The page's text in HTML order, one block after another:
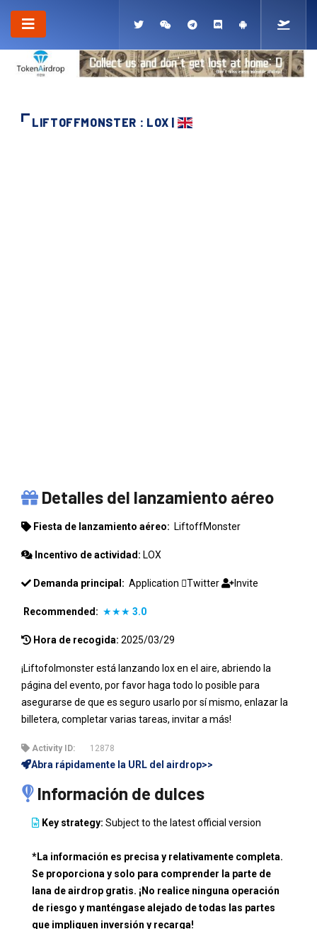
LIFTOFFMONSTER : LOX |
Detalles del lanzamiento aéreo
Fiesta de lanzamiento aéreo: LiftoffMonster
Incentivo de actividad: LOX
Demanda principal: Application Twitter Invite
Recommended: ★★★ 3.0
Hora de recogida: 2025/03/29
¡Liftofolmonster está lanzando lox en el aire, abriendo la
página del evento, por favor haga todo lo posible para
asegurarse de que es seguro usarlo por sí mismo, enlazar la
billetera, completar varias tareas, invitar a más!
Activity ID: 12878
Abra rápidamente la URL del airdrop>>
Información de dulces
Key strategy: Subject to the latest official version
*La información es precisa y relativamente completa.
Se proporciona y solo para comprender la parte de
lana de airdrop gratis. ¡No realice ninguna operación
de riesgo y manténgase alejado de todas las partes
que impliquen inversión y recarga!